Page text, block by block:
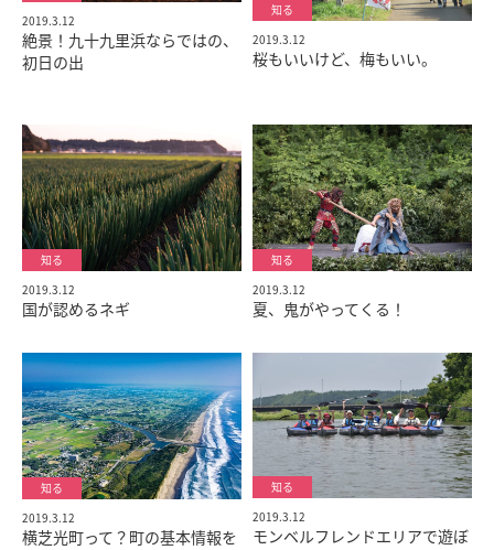
2019.3.12
絶景！九十九里浜ならではの、
初日の出
2019.3.12
桜もいいけど、梅もいい。
2019.3.12
国が認めるネギ
2019.3.12
夏、鬼がやってくる！
2019.3.12
横芝光町って？町の基本情報を
2019.3.12
モンベルフレンドエリアで遊ぼ